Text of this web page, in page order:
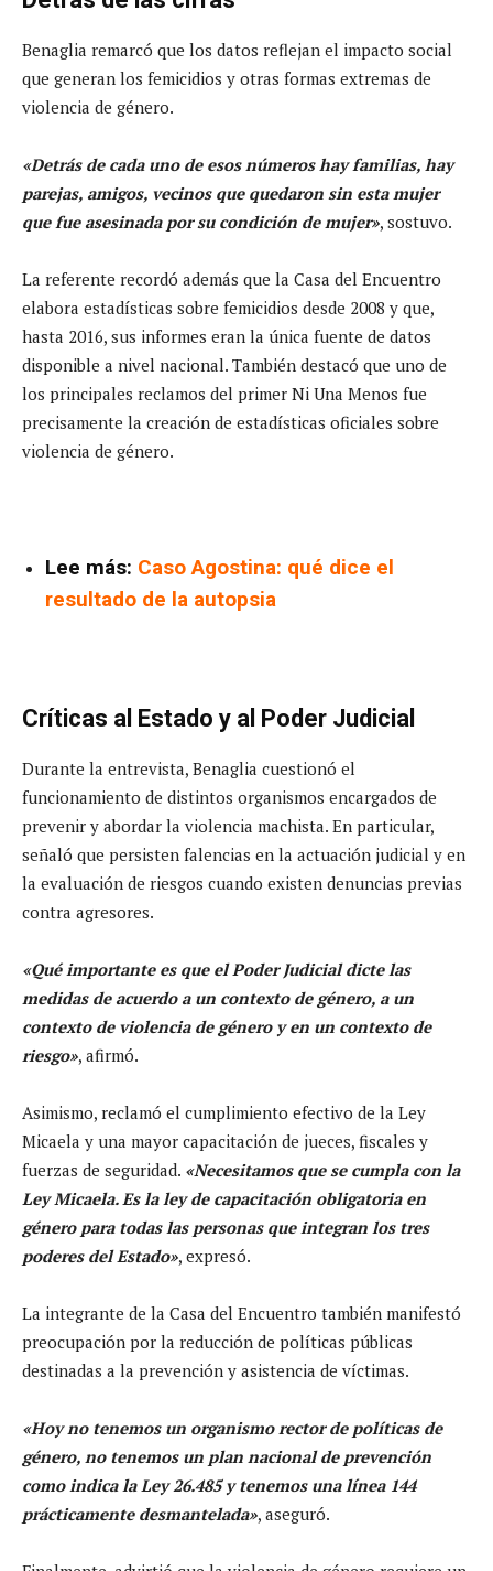
Benaglia remarcó que los datos reflejan el impacto social
que generan los femicidios y otras formas extremas de
violencia de género.
«Detrás de cada uno de esos números hay familias, hay
parejas, amigos, vecinos que quedaron sin esta mujer
que fue asesinada por su condición de mujer», sostuvo.
La referente recordó además que la Casa del Encuentro
elabora estadísticas sobre femicidios desde 2008 y que,
hasta 2016, sus informes eran la única fuente de datos
disponible a nivel nacional. También destacó que uno de
los principales reclamos del primer Ni Una Menos fue
precisamente la creación de estadísticas oficiales sobre
violencia de género.
Lee más: Caso Agostina: qué dice el
resultado de la autopsia
Críticas al Estado y al Poder Judicial
Durante la entrevista, Benaglia cuestionó el
funcionamiento de distintos organismos encargados de
prevenir y abordar la violencia machista. En particular,
señaló que persisten falencias en la actuación judicial y en
la evaluación de riesgos cuando existen denuncias previas
contra agresores.
«Qué importante es que el Poder Judicial dicte las
medidas de acuerdo a un contexto de género, a un
contexto de violencia de género y en un contexto de
riesgo», afirmó.
Asimismo, reclamó el cumplimiento efectivo de la Ley
Micaela y una mayor capacitación de jueces, fiscales y
fuerzas de seguridad. «Necesitamos que se cumpla con la
Ley Micaela. Es la ley de capacitación obligatoria en
género para todas las personas que integran los tres
poderes del Estado», expresó.
La integrante de la Casa del Encuentro también manifestó
preocupación por la reducción de políticas públicas
destinadas a la prevención y asistencia de víctimas.
«Hoy no tenemos un organismo rector de políticas de
género, no tenemos un plan nacional de prevención
como indica la Ley 26.485 y tenemos una línea 144
prácticamente desmantelada», aseguró.